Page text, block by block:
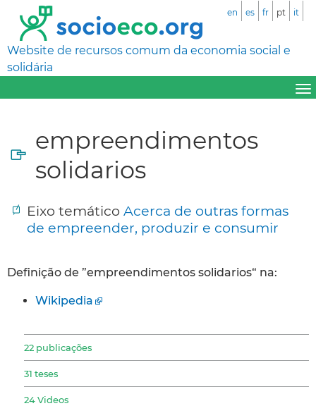
Website de recursos comum da economia social e
solidária
en es fr pt it
empreendimentos
solidarios
Eixo temático Acerca de outras formas
de empreender, produzir e consumir
Definição de ”empreendimentos solidarios“ na:
Wikipedia
22 publicações
31 teses
24 Videos